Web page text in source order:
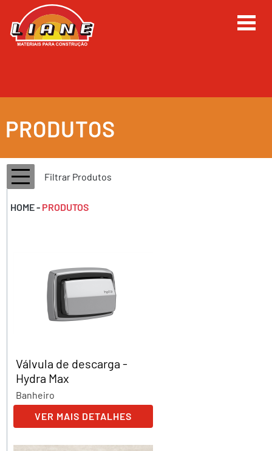
PRODUTOS
Filtrar Produtos
HOME- PRODUTOS
Válvula de descarga -
Hydra Max
Banheiro
VER MAIS DETALHES